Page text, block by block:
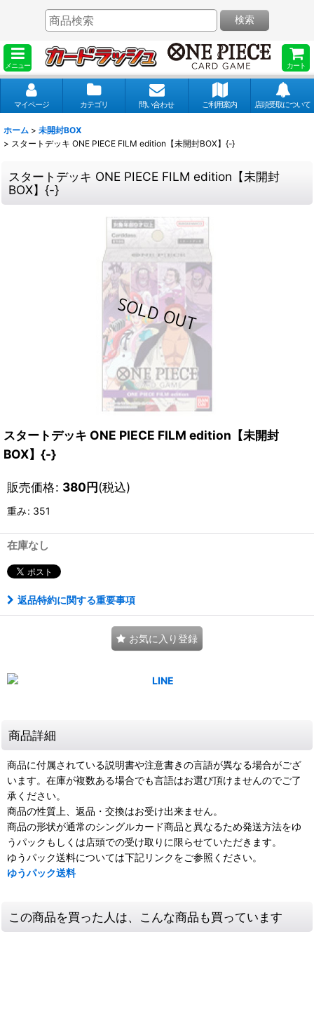
メニュー カート
検索
マイページ カテゴリ 問い合わせ ご利用案内 店頭受取について
ホーム > 未開封BOX
> スタートデッキ ONE PIECE FILM edition【未開封BOX】{-}
スタートデッキ ONE PIECE FILM edition【未開封
BOX】{-}
スタートデッキ ONE PIECE FILM edition【未開封
BOX】{-}
販売価格: 380円(税込)
重み: 351
在庫なし
返品特約に関する重要事項
お気に入り登録
商品詳細
商品に付属されている説明書や注意書きの言語が異なる場合がござ
います。在庫が複数ある場合でも言語はお選び頂けませんのでご了
承ください。
商品の性質上、返品・交換はお受け出来ません。
商品の形状が通常のシングルカード商品と異なるため発送方法をゆ
うパックもしくは店頭での受け取りに限らせていただきます。
ゆうパック送料については下記リンクをご参照ください。
ゆうパック送料
この商品を買った人は、こんな商品も買っています